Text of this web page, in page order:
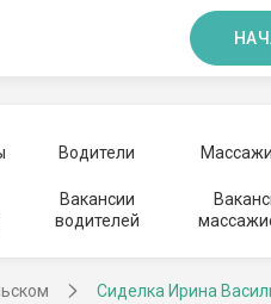
Водители
Вакансии
водителей
Сиделка Ирина